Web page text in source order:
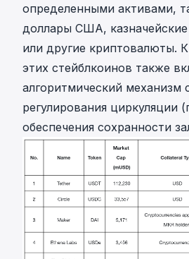
определенными активами,
доллары США,
или другие криптовалюты.
этих стейблкоинов также
алгоритмический механизм
регулирования циркуляции
обеспечения сохранности